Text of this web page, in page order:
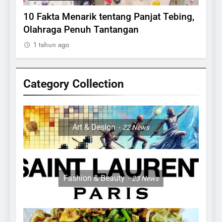
10 Fakta Menarik tentang Panjat Tebing,
Olahraga Penuh Tantangan
1 tahun ago
Category Collection
Art & Design 22News
Fashion & Beauty 23News
Apakah Benar Gajah Takut
Dengan Tikus
ANIMALS
25
15 Fakta Menarik Tentang
Sapi Untuk Anak- anak
ANIMALS